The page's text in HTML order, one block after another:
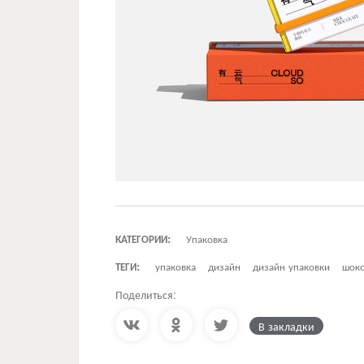
КАТЕГОРИИ:
Упаковка
ТЕГИ:
упаковка дизайн дизайн упаковки
Поделиться:
В закладки